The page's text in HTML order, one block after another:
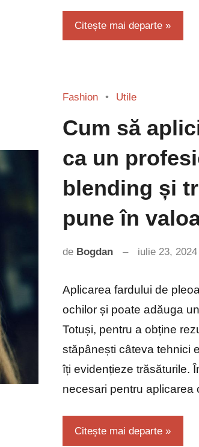
Citește mai departe
Fashion Utile
Cum să
ca un
blending și
pune în
de Bogdan iulie 23, 2024
Aplicarea fardului de
ochilor și poate adăuga
Totuși, pentru a obține
stăpânești câteva tehnici
îți evidențieze trăsăturile.
necesari pentru
Citește mai departe